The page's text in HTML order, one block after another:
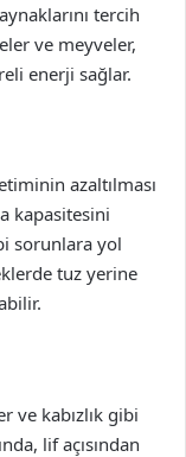
tercih
ve meyveler,
enerji sağlar.
azaltılması
kapasitesini
sorunlara yol
tuz yerine
ve kabızlık gibi
lif açısından